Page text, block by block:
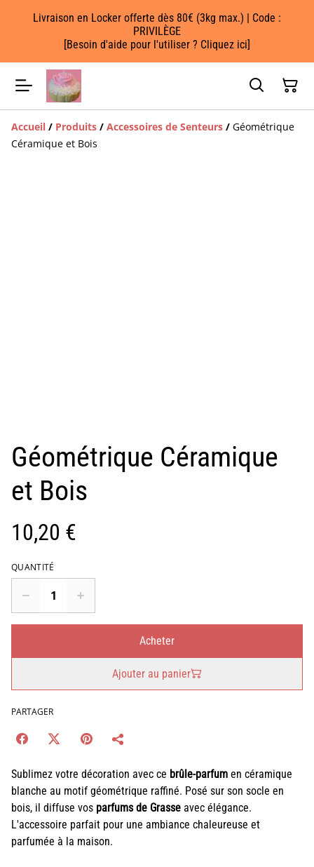
Livraison en Locker offerte dès 80€ (3kg max.) | Code :
PRIVILÈGE
[Besoin d'aide pour l'utiliser ? Cliquez ici]
Accueil / Produits / Accessoires de Senteurs / Géométrique
Céramique et Bois
Géométrique Céramique
et Bois
10,20 €
QUANTITÉ
Acheter
Ajouter au panier
PARTAGER
Sublimez votre décoration avec ce brûle-parfum en céramique
blanche au motif géométrique raffiné. Posé sur son socle en
bois, il diffuse vos parfums de Grasse avec élégance.
L'accessoire parfait pour une ambiance chaleureuse et
parfumée à la maison.